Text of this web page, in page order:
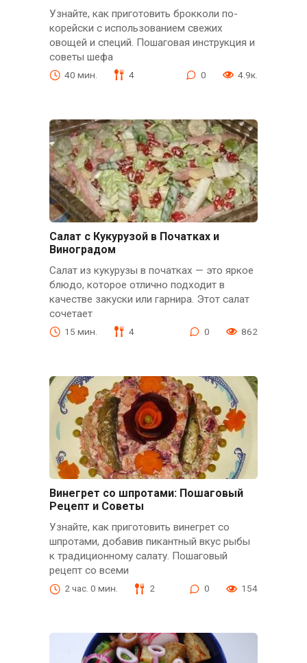
Узнайте, как приготовить брокколи по-
корейски с использованием свежих
овощей и специй. Пошаговая инструкция и
советы шефа
40 мин. 4 0 4.9к.
Салат с Кукурузой в Початках и
Виноградом
Салат из кукурузы в початках — это яркое
блюдо, которое отлично подходит в
качестве закуски или гарнира. Этот салат
сочетает
15 мин. 4 0 862
Винегрет со шпротами: Пошаговый
Рецепт и Советы
Узнайте, как приготовить винегрет со
шпротами, добавив пикантный вкус рыбы
к традиционному салату. Пошаговый
рецепт со всеми
2 час. 0 мин. 2 0 154